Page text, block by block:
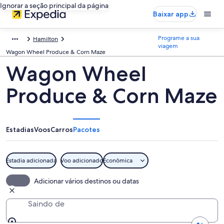
Ignorar a seção principal da página
Baixar app
Hamilton
Wagon Wheel Produce & Corn Maze
Programe a sua
viagem
Wagon Wheel
Produce & Corn Maze
EstadiasVoosCarrosPacotes
Estadia adicionada Voo adicionadoEconômica
Adicionar vários destinos ou datas
Saindo de